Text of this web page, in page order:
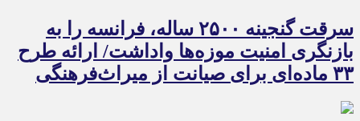
سرقت گنجینه ۲۵۰۰ ساله، فرانسه را به
بازنگری امنیت موزه‌ها واداشت/ ارائه طرح
۳۳ ماده‌ای برای صیانت از میراث‌فرهنگی